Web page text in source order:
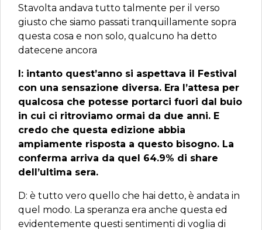
Stavolta andava tutto talmente per il verso
giusto che siamo passati tranquillamente sopra
questa cosa e non solo, qualcuno ha detto
datecene ancora
I: intanto quest’anno si aspettava il Festival
con una sensazione diversa. Era l’attesa per
qualcosa che potesse portarci fuori dal buio
in cui ci ritroviamo ormai da due anni. E
credo che questa edizione abbia
ampiamente risposta a questo bisogno. La
conferma arriva da quel 64.9% di share
dell’ultima sera.
D: è tutto vero quello che hai detto, è andata in
quel modo. La speranza era anche questa ed
evidentemente questi sentimenti di voglia di